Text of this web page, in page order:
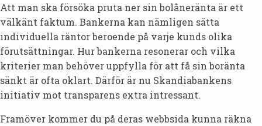
Att man ska försöka pruta ner sin bolåneränta är ett
välkänt faktum. Bankerna kan nämligen sätta
individuella räntor beroende på varje kunds olika
förutsättningar. Hur bankerna resonerar och vilka
kriterier man behöver uppfylla för att få sin boränta
sänkt är ofta oklart. Därför är nu Skandiabankens
initiativ mot transparens extra intressant.
Framöver kommer du på deras webbsida kunna räkna